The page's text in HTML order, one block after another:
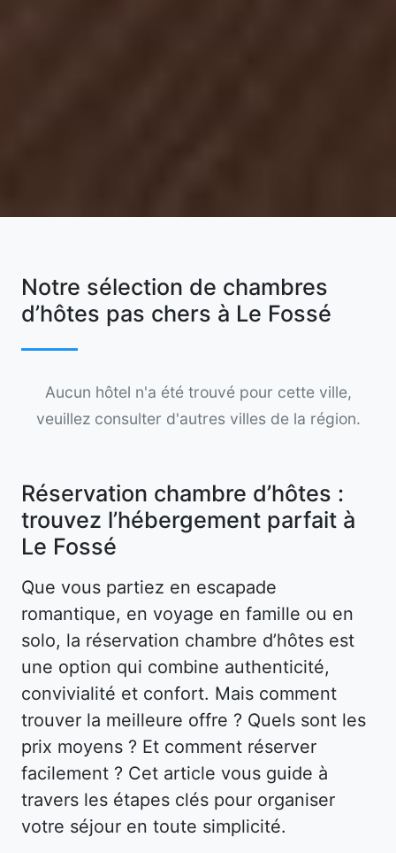
Notre sélection de chambres
d’hôtes pas chers à Le Fossé
Aucun hôtel n'a été trouvé pour cette ville,
veuillez consulter d'autres villes de la région.
Réservation chambre d’hôtes :
trouvez l’hébergement parfait à
Le Fossé
Que vous partiez en escapade
romantique, en voyage en famille ou en
solo, la réservation chambre d’hôtes est
une option qui combine authenticité,
convivialité et confort. Mais comment
trouver la meilleure offre ? Quels sont les
prix moyens ? Et comment réserver
facilement ? Cet article vous guide à
travers les étapes clés pour organiser
votre séjour en toute simplicité.